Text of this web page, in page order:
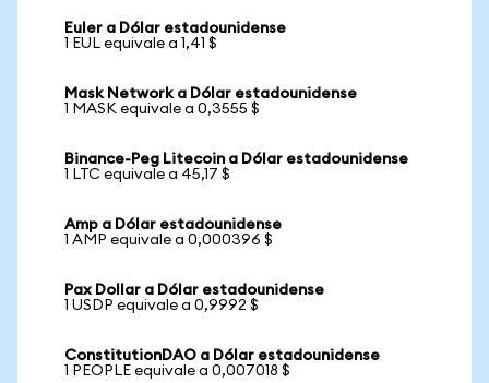
Euler a Dólar estadounidense
1 EUL equivale a 1,41 $
Mask Network a Dólar estadounidense
1 MASK equivale a 0,3555 $
Binance-Peg Litecoin a Dólar estadounidense
1 LTC equivale a 45,17 $
Amp a Dólar estadounidense
1 AMP equivale a 0,000396 $
Pax Dollar a Dólar estadounidense
1 USDP equivale a 0,9992 $
ConstitutionDAO a Dólar estadounidense
1 PEOPLE equivale a 0,007018 $